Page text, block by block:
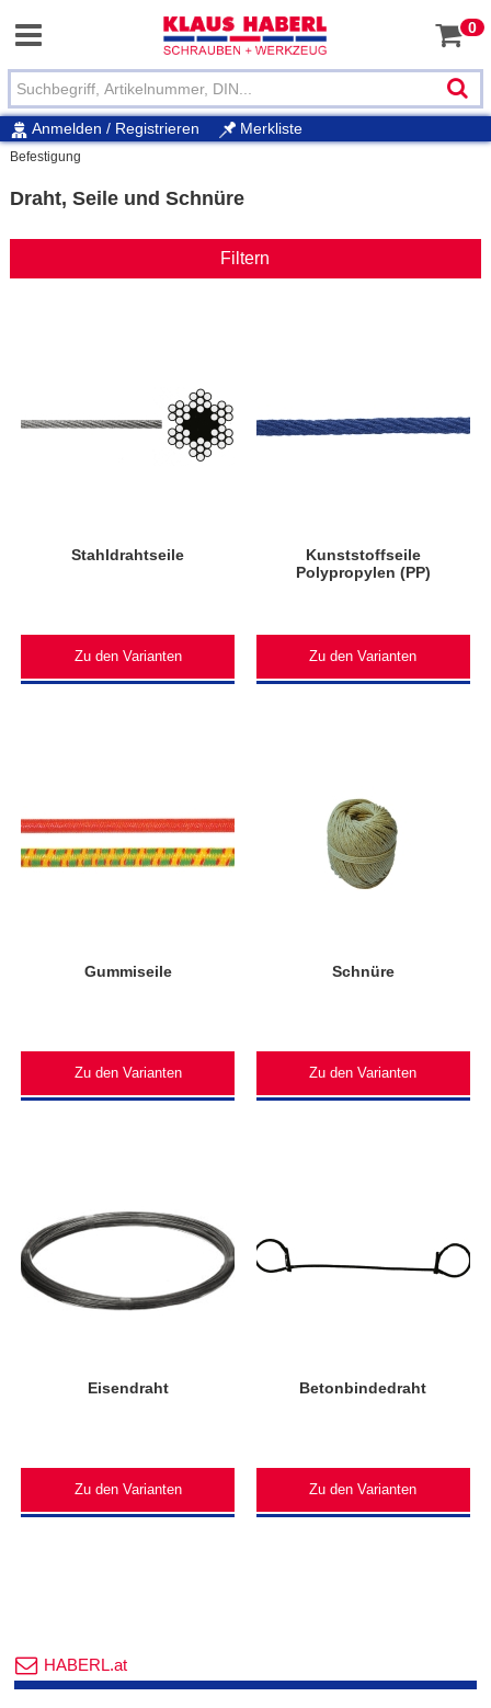
0
Anmelden / Registrieren Merkliste
Befestigung
Draht, Seile und Schnüre
Filtern
Stahldrahtseile
Zu den Varianten
Kunststoffseile
Polypropylen (PP)
Zu den Varianten
Gummiseile
Zu den Varianten
Schnüre
Zu den Varianten
Eisendraht
Zu den Varianten
Betonbindedraht
Zu den Varianten
HABERL.at